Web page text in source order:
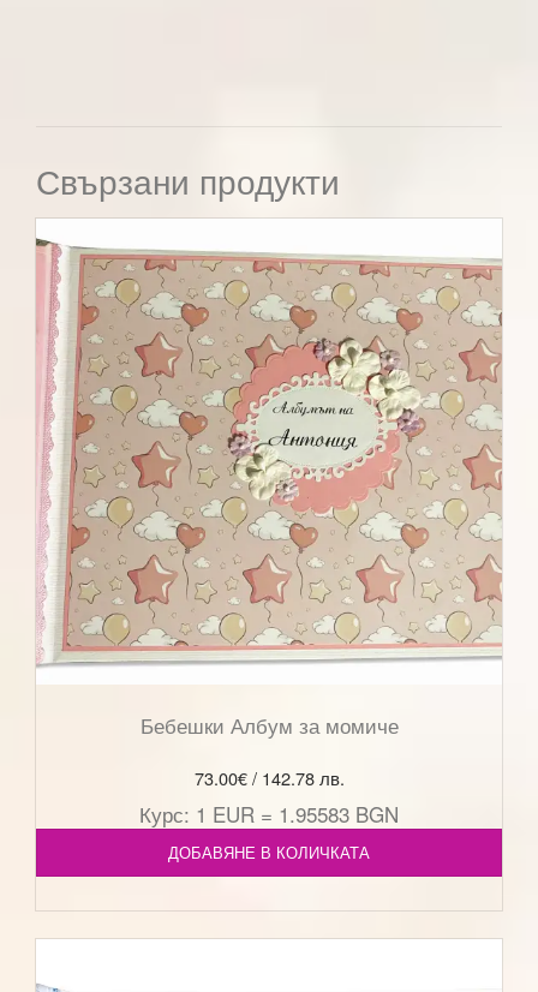
Свързани продукти
Бебешки Албум за момиче
73.00€/ 142.78 лв.
Курс: 1 EUR = 1.95583 BGN
ДОБАВЯНЕ В КОЛИЧКАТА